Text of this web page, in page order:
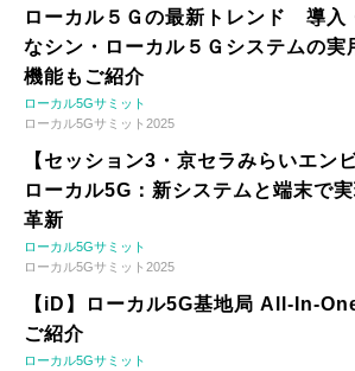
ローカル５Ｇの最新トレンド 導入
なシン・ローカル５Ｇシステムの実
機能もご紹介
ローカル5Gサミット
ローカル5Gサミット2025
【セッション3・京セラみらいエン
ローカル5G：新システムと端末で
革新
ローカル5Gサミット
ローカル5Gサミット2025
【iD】ローカル5G基地局 All-In-
ご紹介
ローカル5Gサミット